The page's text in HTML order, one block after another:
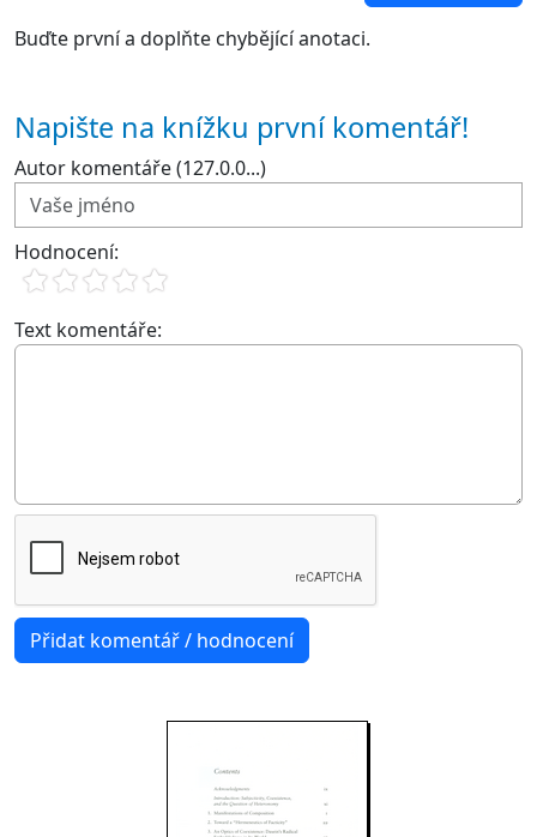
Buďte první a doplňte chybějící anotaci.
Napište na knížku první komentář!
Autor komentáře (127.0.0...)
Hodnocení:
Text komentáře: